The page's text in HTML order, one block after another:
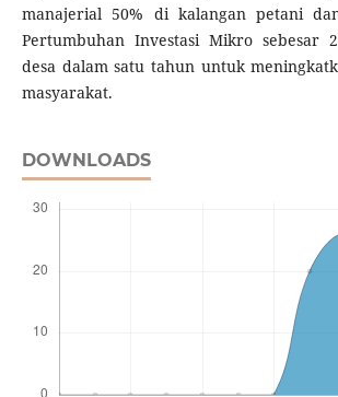
manajerial 50% di kalangan petani
Pertumbuhan Investasi Mikro sebesar
desa dalam satu tahun untuk
masyarakat.
DOWNLOADS